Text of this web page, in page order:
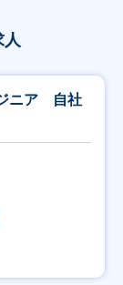
人
ニア 自社